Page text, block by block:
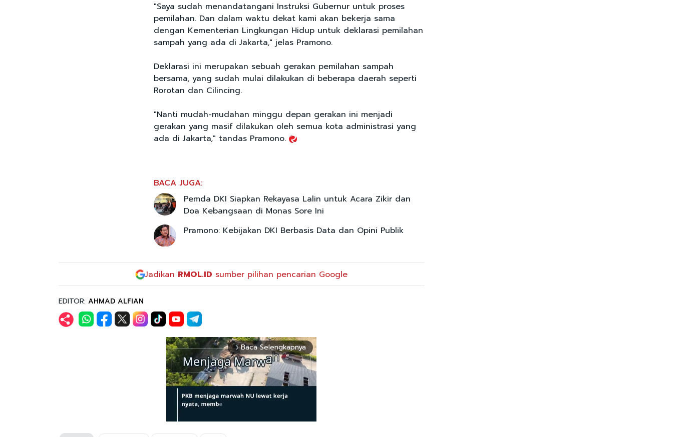
"Saya sudah menandatangani Instruksi Gubernur untuk proses
pemilahan. Dan dalam waktu dekat kami akan bekerja sama
dengan Kementerian Lingkungan Hidup untuk deklarasi pemilahan
sampah yang ada di Jakarta," jelas Pramono.
Deklarasi ini merupakan sebuah gerakan pemilahan sampah
bersama, yang sudah mulai dilakukan di beberapa daerah seperti
Rorotan dan Cilincing.
"Nanti mudah-mudahan minggu depan gerakan ini menjadi
gerakan yang masif dilakukan oleh semua kota administrasi yang
ada di Jakarta," tandas Pramono.
BACA JUGA:
Pemda DKI Siapkan Rekayasa Lalin untuk Acara Zikir dan
Doa Kebangsaan di Monas Sore Ini
Pramono: Kebijakan DKI Berbasis Data dan Opini Publik
Jadikan RMOL.ID sumber pilihan pencarian Google
EDITOR: AHMAD ALFIAN
arrow_forward_ios Baca Selengkapnya